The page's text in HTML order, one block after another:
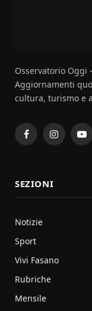
Osservatorio Oggi
Aggiornamenti
cultura, turismo e
FacebookInstagram
SEZIONI
Notizie
Sport
Vivi Fasano
Rubriche
Mensile